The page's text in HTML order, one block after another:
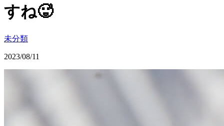
すね🥵
未分類
2023/08/11